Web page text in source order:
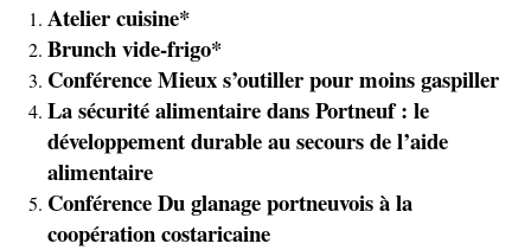
Atelier cuisine*
Brunch vide-frigo*
Conférence Mieux s’outiller pour moins gaspiller
La sécurité alimentaire dans Portneuf : le
développement durable au secours de l’aide
alimentaire
Conférence Du glanage portneuvois à la
coopération costaricaine